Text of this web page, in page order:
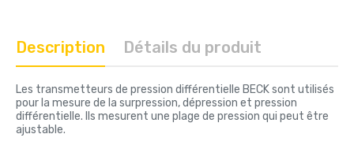
Description Détails du produit
Les transmetteurs de pression différentielle BECK sont utilisés
pour la mesure de la surpression, dépression et pression
différentielle. Ils mesurent une plage de pression qui peut être
ajustable.